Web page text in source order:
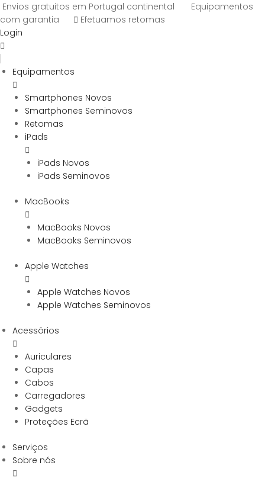
Envios gratuitos em Portugal continental
Equipamentos
com garantia
Efetuamos retomas
Login
Equipamentos
Smartphones Novos
Smartphones Seminovos
Retomas
iPads
iPads Novos
iPads Seminovos
MacBooks
MacBooks Novos
MacBooks Seminovos
Apple Watches
Apple Watches Novos
Apple Watches Seminovos
Acessórios
Auriculares
Capas
Cabos
Carregadores
Gadgets
Proteções Ecrã
Serviços
Sobre nós